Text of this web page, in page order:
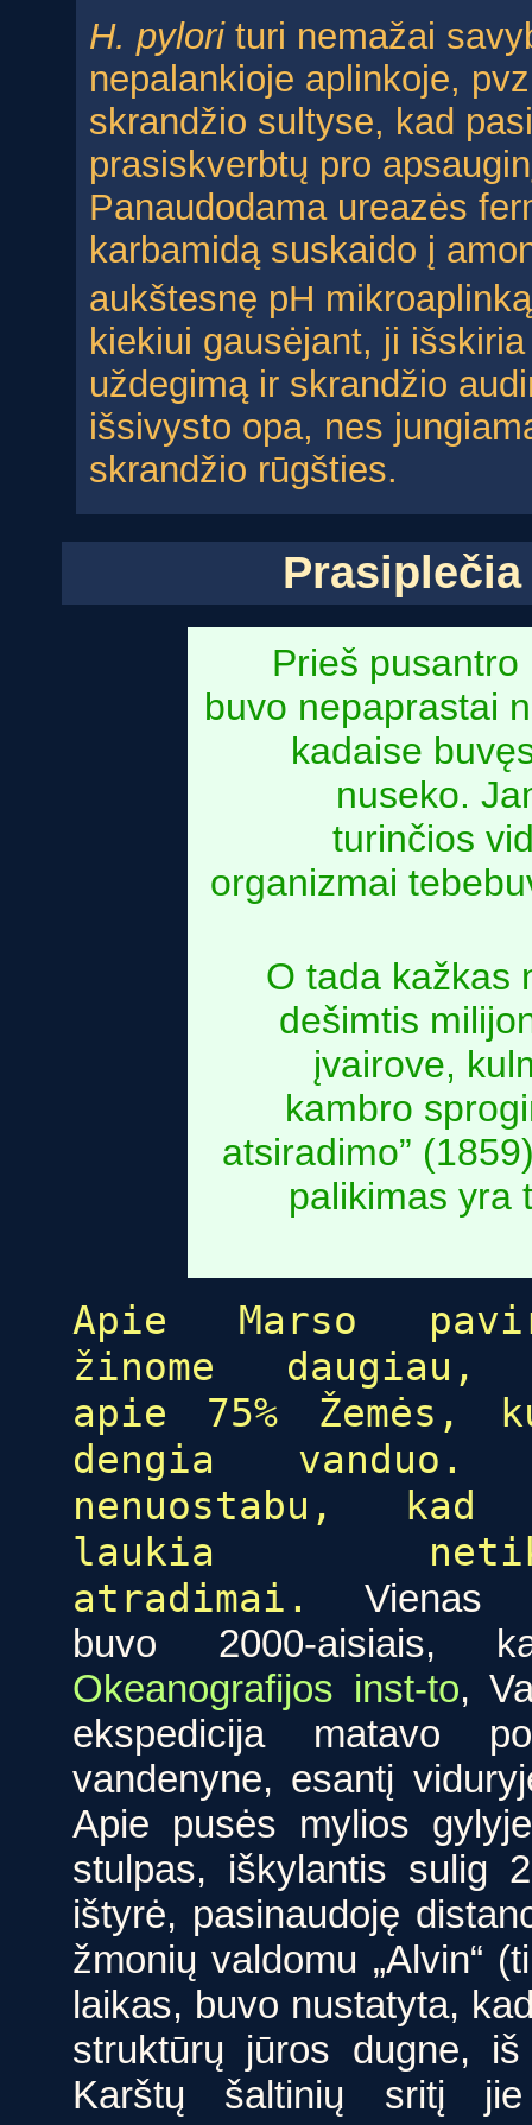
H. pylorituri nemažai
nepalankioje aplinkoje,
skrandžio sultyse, kad
prasiskverbtų pro
Panaudodama ureazės
karbamidą suskaido į
aukštesnę pH
kiekiui gausėjant, ji
uždegimą ir skrandžio
išsivysto opa, nes
skrandžio rūgšties.
Prieš
buvo nepaprastai
kadaise
nuseko.
turinčios
organizmai
O tada kažkas
dešimtis
įvairove,
kambro
atsiradimo”
palikimas yra
Apie Marso
žinome daugiau,
apie 75% Žemės,
dengia vanduo.
nenuostabu,
laukia
atradimai.
Vienas
buvo 2000-
Okeanografijos inst-to,
ekspedicija matavo
vandenyne, esantį
Apie pusės mylios
stulpas, iškylantis sulig
ištyrė, pasinaudoję
žmonių valdomu „Alvin“
laikas, buvo nustatyta,
struktūrų jūros dugne,
Karštų šaltinių sritį